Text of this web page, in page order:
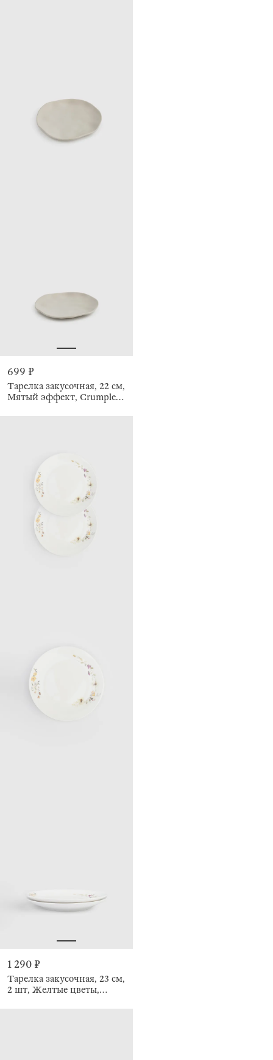
699 ₽
Тарелка закусочная, 22 см,
Мятый эффект, Crumple
1 290 ₽
Тарелка закусочная, 23 см,
2 шт, Желтые цветы,